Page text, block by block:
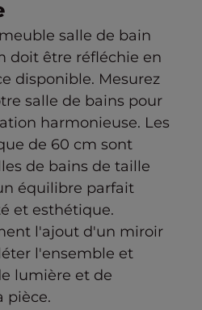
salle de bain
doit être réfléchie en
disponible. Mesurez
salle de bains pour
harmonieuse. Les
de 60 cm sont
de bains de taille
équilibre parfait
et esthétique.
l'ajout d'un miroir
l'ensemble et
lumière et de
pièce.